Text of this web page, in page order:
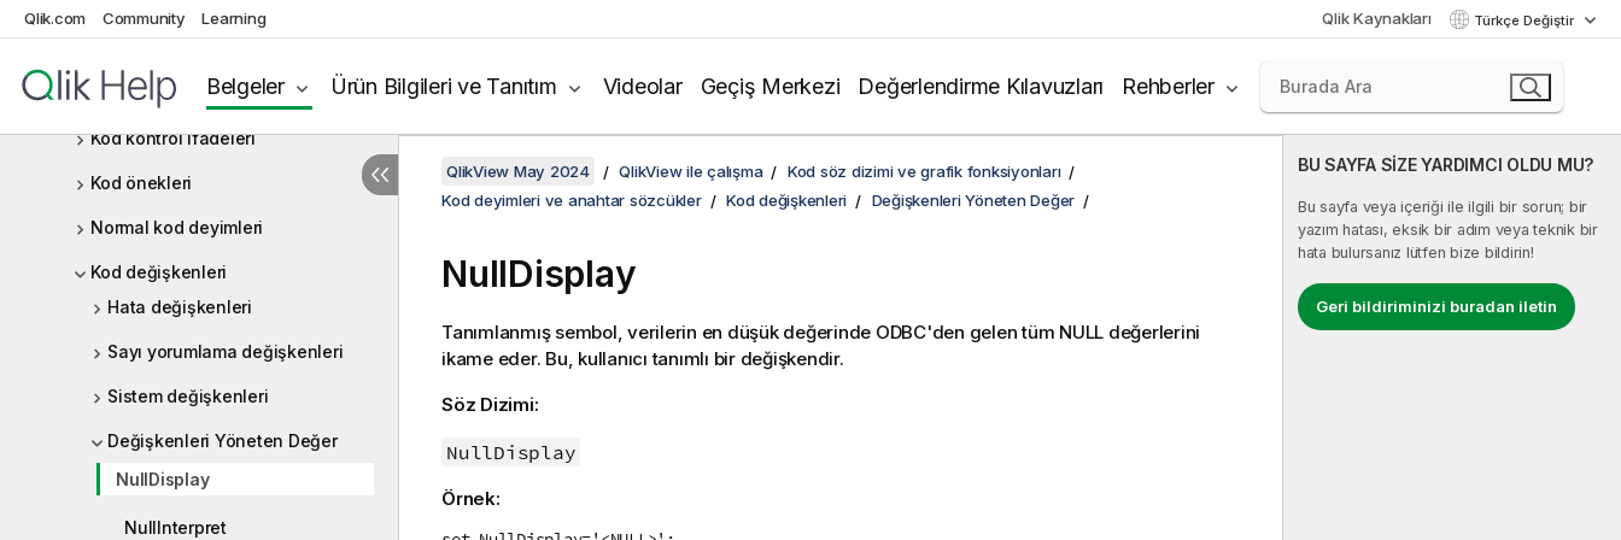
Qlik.com Community Learning Qlik Kaynakları Türkçe Değiştir
Belgeler Ürün Bilgileri ve Tanıtım Videolar Geçiş Merkezi Değerlendirme Kılavuzları Rehberler
Backus-Naur biçimciliği nedir?
Kod deyimleri ve anahtar sözcükler
Kod kontrol ifadeleri
Kod önekleri
Normal kod deyimleri
Kod değişkenleri
Hata değişkenleri
Sayı yorumlama değişkenleri
Sistem değişkenleri
Değişkenleri Yöneten Değer
NullDisplay
NullInterpret
BU SAYFA SİZE YARDIMCI OLDU MU?
Bu sayfa veya içeriği ile ilgili bir sorun; bir
yazım hatası, eksik bir adım veya teknik bir
hata bulursanız lütfen bize bildirin!
Geri bildiriminizi buradan iletin
QlikView May 2024 QlikView ile çalışma
Kod söz dizimi ve grafik fonksiyonları
Kod deyimleri ve anahtar sözcükler
Kod değişkenleri Değişkenleri Yöneten Değer
NullDisplay
Tanımlanmış sembol, verilerin en düşük değerinde ODBC'den gelen tüm NULL değerlerini
ikame eder. Bu, kullanıcı tanımlı bir değişkendir.
Söz Dizimi:
NullDisplay
Örnek: